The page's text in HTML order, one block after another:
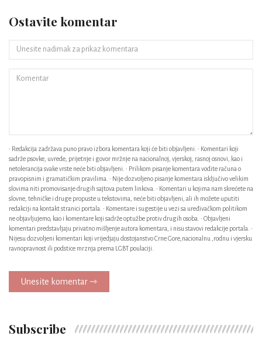
Ostavite komentar
• Redakcija zadržava puno pravo izbora komentara koji će biti objavljeni. • Komentari koji
sadrže psovke, uvrede, prijetnje i govor mržnje na nacionalnoj, vjerskoj, rasnoj osnovi, kao i
netolerancija svake vrste neće biti objavljeni. • Prilikom pisanje komentara vodite računa o
pravopisnim i gramatičkim pravilima. • Nije dozvoljeno pisanje komentara isključivo velikim
slovima niti promovisanje drugih sajtova putem linkova. • Komentari u kojima nam skrećete na
slovne, tehničke i druge propuste u tekstovima, neće biti objavljeni, ali ih možete uputiti
redakciji na kontakt stranici portala. • Komentare i sugestije u vezi sa uređivačkom politikom
ne objavljujemo, kao i komentare koji sadrže optužbe protiv drugih osoba. • Objavljeni
komentari predstavljaju privatno mišljenje autora komentara, i nisu stavovi redakcije portala. •
Nijesu dozvoljeni komentari koji vrijedjaju dostojanstvo Crne Gore,nacionalnu ,rodnu i vjersku
ravnopravnost ili podstice mrznja prema LGBT poulaciji.
Unesite komentar ⇾
Subscribe